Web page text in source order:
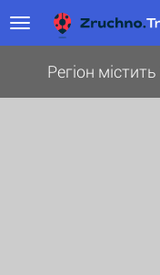
Регіон містить